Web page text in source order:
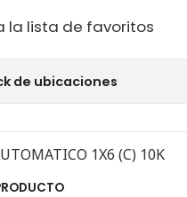
la lista de favoritos
de ubicaciones
1X6 (C) 10K